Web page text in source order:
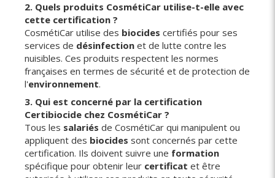
2. Quels produits CosmétiCar utilise-t-elle avec
cette certification ?
CosmétiCar utilise des biocides certifiés pour ses
services de désinfection et de lutte contre les
nuisibles. Ces produits respectent les normes
françaises en termes de sécurité et de protection de
l'environnement.
3. Qui est concerné par la certification
Certibiocide chez CosmétiCar ?
Tous les salariés de CosmétiCar qui manipulent ou
appliquent des biocides sont concernés par cette
certification. Ils doivent suivre une formation
spécifique pour obtenir leur certificat et être